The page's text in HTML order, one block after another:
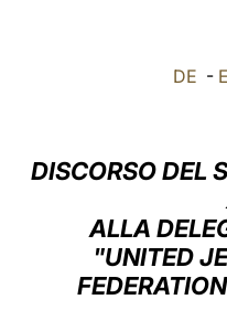
DE -
DISCORSO DEL
ALLA
"UNITED